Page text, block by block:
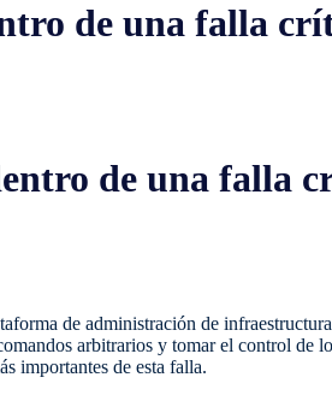
de una falla
de una falla
de administración de
arbitrarios y tomar el control de
importantes de esta falla.